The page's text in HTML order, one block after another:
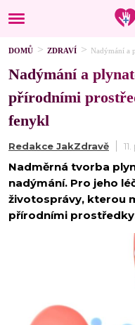
DOMŮ ZDRAVÍ Nadýmání a
Nadýmání a
přírodními
fenykl
Redakce JakZdravě
Nadměrná tvorba
nadýmání. Pro jeho
životosprávy, kterou
přírodními